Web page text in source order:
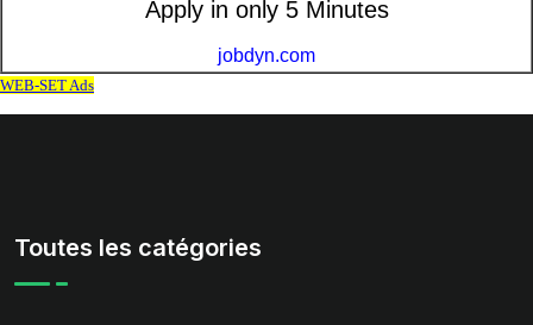
Toutes les catégories